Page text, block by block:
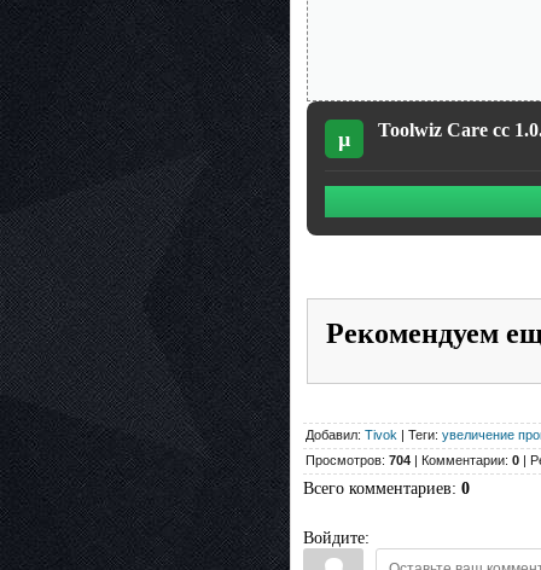
µ Toolwiz Care сс
Рекомендуем
Добавил: Tivok | Теги: увеличение
Просмотров: 704 | Комментарии: 0 |
Всего комментариев: 0
Войдите: